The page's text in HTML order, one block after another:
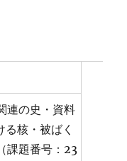
連の史・資料
核・被ばく
課題番号：23